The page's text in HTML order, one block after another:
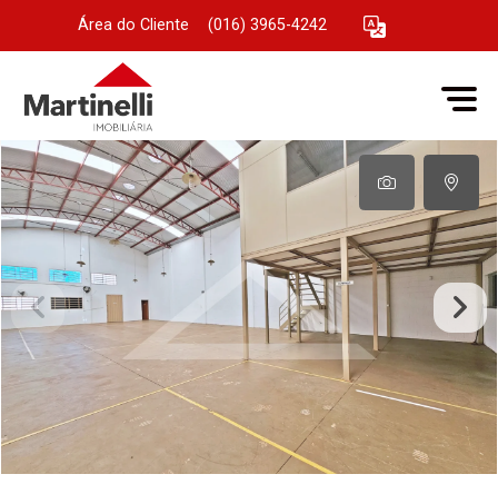
Área do Cliente (016) 3965-4242